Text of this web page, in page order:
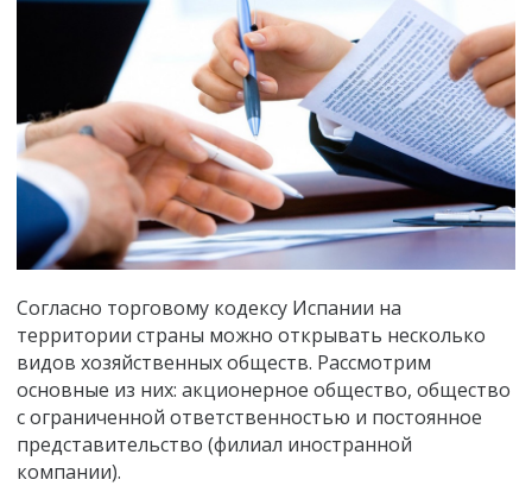
Согласно торговому кодексу Испании на
территории страны можно открывать несколько
видов хозяйственных обществ. Рассмотрим
основные из них: акционерное общество, общество
с ограниченной ответственностью и постоянное
представительство (филиал иностранной
компании).